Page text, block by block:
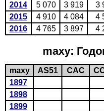
2014
5 070 3 919 3
2015
4 910 4 084 4
2016
4 765 3 897 4
maxy:
maxy AS51 CAC
1897
1898
1899